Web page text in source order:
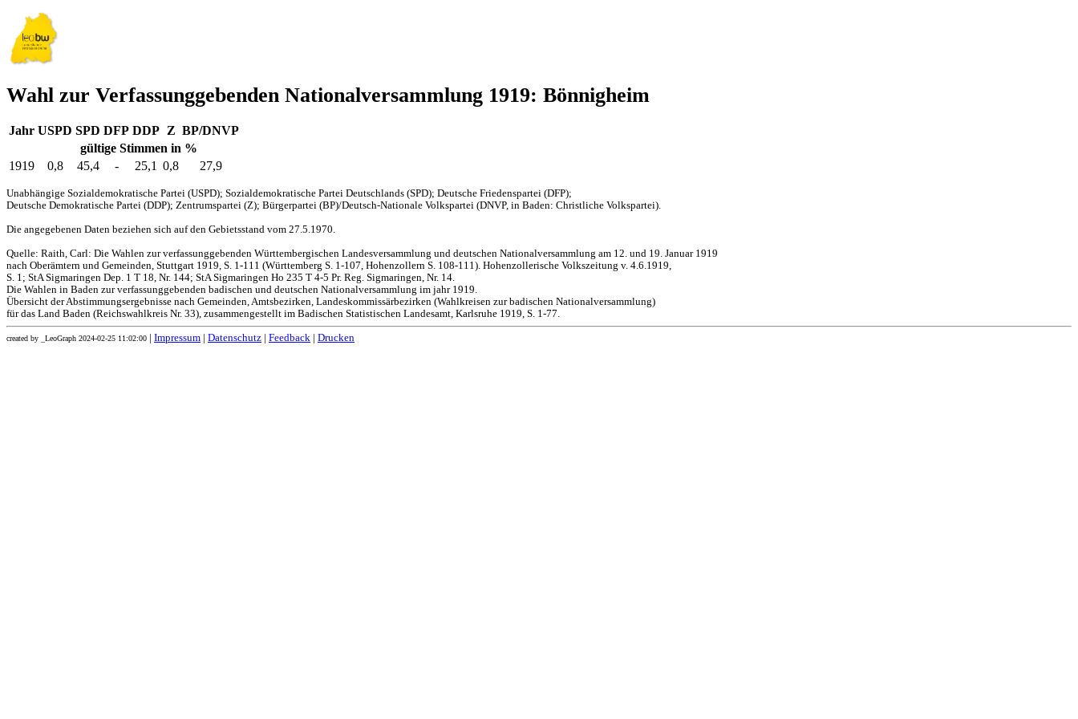
Wahl zur Verfassunggebenden Nationalversammlung 1919: Bönnigheim
Jahr USPD SPD DFP DDP Z BP/DNVP
gültige Stimmen in %
1919
0,8 45,4 - 25,1 0,8 27,9
Unabhängige Sozialdemokratische Partei (USPD); Sozialdemokratische Partei Deutschlands (SPD); Deutsche Friedenspartei (DFP);
Deutsche Demokratische Partei (DDP); Zentrumspartei (Z); Bürgerpartei (BP)/Deutsch-Nationale Volkspartei (DNVP, in Baden: Christliche Volkspartei).
Die angegebenen Daten beziehen sich auf den Gebietsstand vom 27.5.1970.
Quelle: Raith, Carl: Die Wahlen zur verfassunggebenden Württembergischen Landesversammlung und deutschen Nationalversammlung am 12. und 19. Januar 1919
nach Oberämtern und Gemeinden, Stuttgart 1919, S. 1-111 (Württemberg S. 1-107, Hohenzollern S. 108-111). Hohenzollerische Volkszeitung v. 4.6.1919,
S. 1; StA Sigmaringen Dep. 1 T 18, Nr. 144; StA Sigmaringen Ho 235 T 4-5 Pr. Reg. Sigmaringen, Nr. 14.
Die Wahlen in Baden zur verfassunggebenden badischen und deutschen Nationalversammlung im jahr 1919.
Übersicht der Abstimmungsergebnisse nach Gemeinden, Amtsbezirken, Landeskommissärbezirken (Wahlkreisen zur badischen Nationalversammlung)
für das Land Baden (Reichswahlkreis Nr. 33), zusammengestellt im Badischen Statistischen Landesamt, Karlsruhe 1919, S. 1-77.
created by _LeoGraph 2024-02-25 11:02:00 Impressum Datenschutz Feedback Drucken